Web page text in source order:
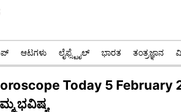
ಆಟಗಳು ಲೈಫ್ಸ್ಟೈಲ್ ಭಾರತ ತಂತ್ರಜ್ಞಾನ
Today 5
ಭವಿಷ್ಯ